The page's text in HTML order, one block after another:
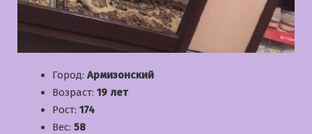
Город: Армизонский
Возраст: 19 лет
Рост: 174
Вес: 58